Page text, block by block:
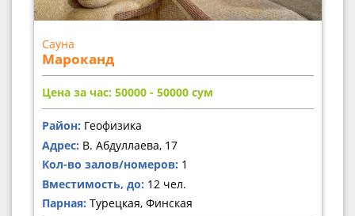
Сауна
Мароканд
Цена за час: 50000 - 50000 сум
Район: Геофизика
Адрес: В. Абдуллаева, 17
Кол-во залов/номеров: 1
Вместимость, до: 12 чел.
Парная: Турецкая, Финская